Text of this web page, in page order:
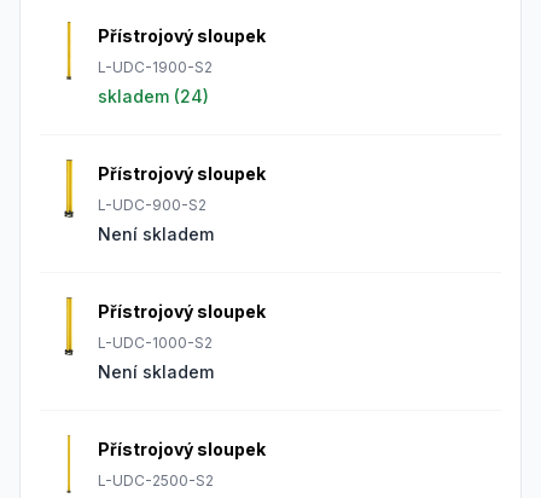
Přístrojový sloupek
L-UDC-1900-S2
skladem (24)
Přístrojový sloupek
L-UDC-900-S2
Není skladem
Přístrojový sloupek
L-UDC-1000-S2
Není skladem
Přístrojový sloupek
L-UDC-2500-S2